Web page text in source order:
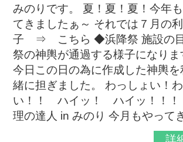
みのりです。 夏！夏！夏！今年
てきましたぁ～ それでは７月の
子 ⇒ こちら ◆浜降祭 施設の目
祭の神輿が通過する様子になりま
今日この日の為に作成した神輿
緒に担ぎました。 わっしょい！
い！！ ハイッ！ ハイッ！！
理の達人 in みのり 今月もやって
詳